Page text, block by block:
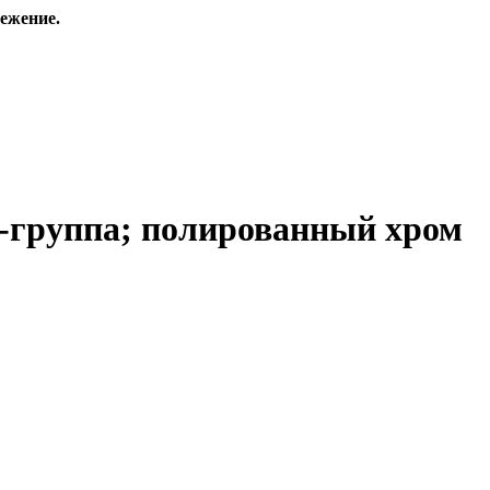
полированный хром